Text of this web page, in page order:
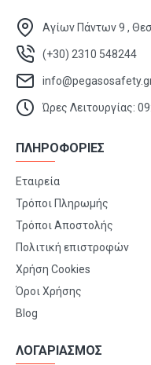
Αγίων Πάντων 9 ,
(+30) 2310 548244
Ώρες Λειτουργίας:
ΠΛΗΡΟΦΟΡΙΕΣ
Εταιρεία
Τρόποι Πληρωμής
Τρόποι Αποστολής
Πολιτική επιστροφών
Χρήση Cookies
Όροι Χρήσης
Blog
ΛΟΓΑΡΙΑΣΜΟΣ